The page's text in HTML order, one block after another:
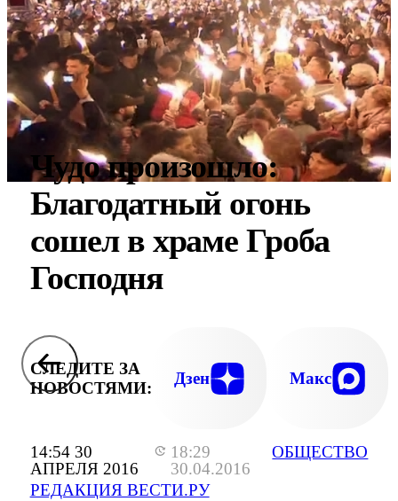
14:54 30
АПРЕЛЯ 2016
18:29
30.04.2016
РЕДАКЦИЯ ВЕСТИ.РУ
ОБЩЕСТВО
Чудо произошло:
Благодатный огонь
сошел в храме Гроба
Господня
СЛЕДИТЕ ЗА
НОВОСТЯМИ:
Дзен Макс